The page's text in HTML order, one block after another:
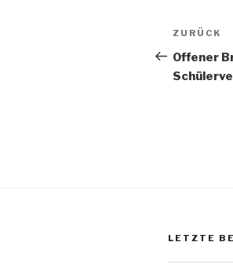
Beitrag
ZURÜCK
Offener
LETZTE